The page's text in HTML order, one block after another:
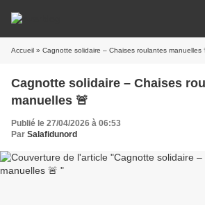
Accueil » Cagnotte solidaire – Chaises roulantes manuelles
Cagnotte solidaire – Chaises
manuelles 🚨
Publié le 27/04/2026 à 06:53
Par Salafidunord